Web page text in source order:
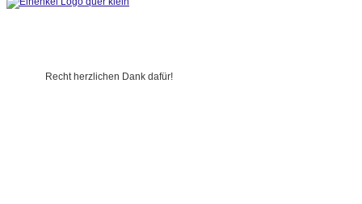
Recht herzlichen Dank dafür!